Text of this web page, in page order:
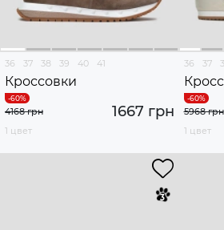
36 37 38 39 40 41
Кроссовки
1667 грн
4168 грн
1 цвет
36 37
5968 грн
1 цвет